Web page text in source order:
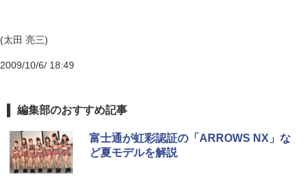
(太田 亮三)
2009/10/6/ 18:49
編集部のおすすめ記事
富士通が虹彩認証の「ARROWS NX」な
ど夏モデルを解説